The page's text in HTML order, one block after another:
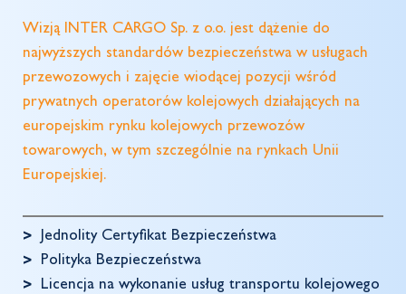
Wizją INTER CARGO Sp. z o.o. jest dążenie do
najwyższych standardów bezpieczeństwa w usługach
przewozowych i zajęcie wiodącej pozycji wśród
prywatnych operatorów kolejowych działających na
europejskim rynku kolejowych przewozów
towarowych, w tym szczególnie na rynkach Unii
Europejskiej.
Jednolity Certyfikat Bezpieczeństwa
Polityka Bezpieczeństwa
Licencja na wykonanie usług transportu kolejowego